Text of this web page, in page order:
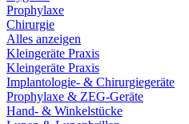
Prophylaxe
Chirurgie
Alles anzeigen
Kleingeräte Praxis
Kleingeräte Praxis
Implantologie- & Chirurgiegeräte
Prophylaxe & ZEG-Geräte
Hand- & Winkelstücke